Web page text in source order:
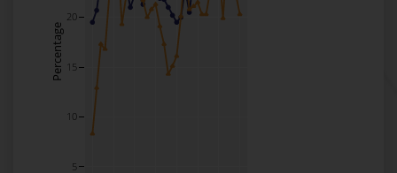
5
10
15
20
Percentage